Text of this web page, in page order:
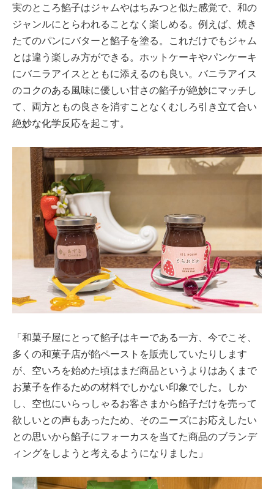
実のところ餡子はジャムやはちみつと似た感覚で、和の
ジャンルにとらわれることなく楽しめる。例えば、焼き
たてのパンにバターと餡子を塗る。これだけでもジャム
とは違う楽しみ方ができる。ホットケーキやパンケーキ
にバニラアイスとともに添えるのも良い。バニラアイス
のコクのある風味に優しい甘さの餡子が絶妙にマッチし
て、両方ともの良さを消すことなくむしろ引き立て合い
絶妙な化学反応を起こす。
「和菓子屋にとって餡子はキーである一方、今でこそ、
多くの和菓子店が餡ペーストを販売していたりします
が、空いろを始めた頃はまだ商品というよりはあくまで
お菓子を作るための材料でしかない印象でした。しか
し、空也にいらっしゃるお客さまから餡子だけを売って
欲しいとの声もあったため、そのニーズにお応えしたい
との思いから餡子にフォーカスを当てた商品のブランデ
ィングをしようと考えるようになりました」